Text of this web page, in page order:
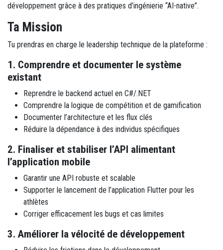
développement grâce à des pratiques d’ingénierie “AI-native”.
Ta Mission
Tu prendras en charge le leadership technique de la plateforme :
1. Comprendre et documenter le système
existant
Reprendre le backend actuel en C#/.NET
Comprendre la logique de compétition et de gamification
Documenter l’architecture et les flux clés
Réduire la dépendance à des individus spécifiques
2. Finaliser et stabiliser l’API alimentant
l’application mobile
Garantir une API robuste et scalable
Supporter le lancement de l’application Flutter pour les
athlètes
Corriger efficacement les bugs et cas limites
3. Améliorer la vélocité de développement